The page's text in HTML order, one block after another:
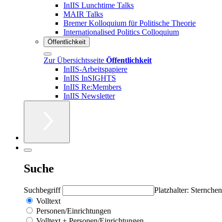
InIIS Lunchtime Talks
MAIR Talks
Bremer Kolloquium für Politische Theorie
Internationalised Politics Colloquium
Öffentlichkeit
Zur Übersichtsseite Öffentlichkeit
InIIS-Arbeitspapiere
InIIS InSIGHTS
InIIS Re:Members
InIIS Newsletter
Suche
Suchbegriff
Platzhalter:
Volltext
Personen/Einrichtungen